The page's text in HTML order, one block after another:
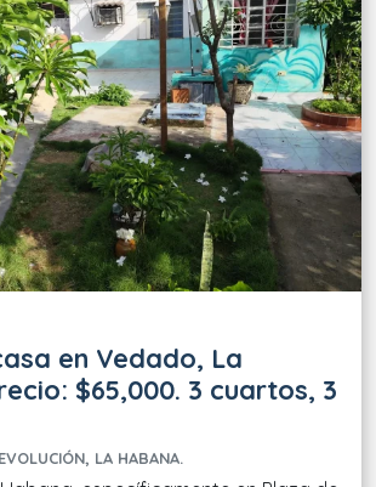
en Vedado, La
$65,000. 3 cuartos, 3
LA HABANA.